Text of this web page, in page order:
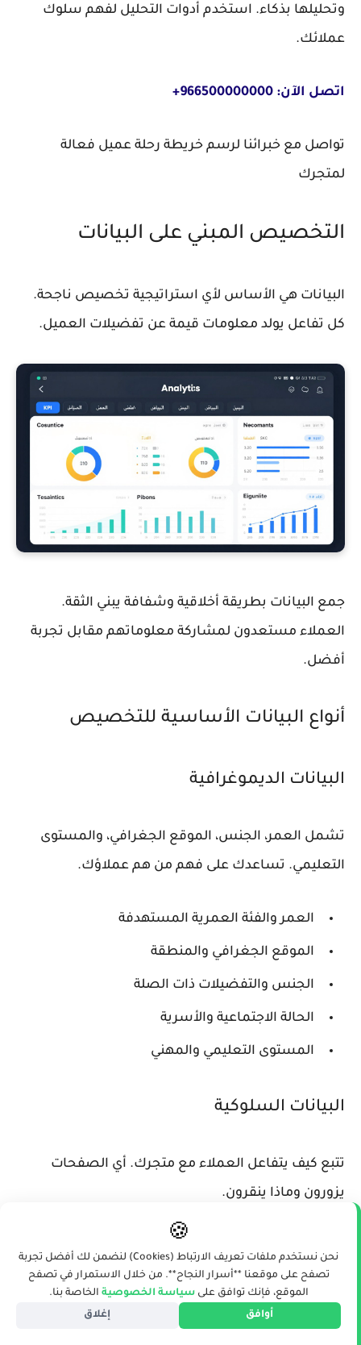
وتحليلها بذكاء. استخدم أدوات التحليل لفهم سلوك
عملائك.
اتصل الآن: 966500000000+
تواصل مع خبرائنا لرسم خريطة رحلة عميل فعالة
لمتجرك
التخصيص المبني على البيانات
البيانات هي الأساس لأي استراتيجية تخصيص ناجحة.
كل تفاعل يولد معلومات قيمة عن تفضيلات العميل.
جمع البيانات بطريقة أخلاقية وشفافة يبني الثقة.
العملاء مستعدون لمشاركة معلوماتهم مقابل تجربة
أفضل.
أنواع البيانات الأساسية للتخصيص
البيانات الديموغرافية
تشمل العمر، الجنس، الموقع الجغرافي، والمستوى
التعليمي. تساعدك على فهم من هم عملاؤك.
العمر والفئة العمرية المستهدفة
الموقع الجغرافي والمنطقة
الجنس والتفضيلات ذات الصلة
الحالة الاجتماعية والأسرية
المستوى التعليمي والمهني
البيانات السلوكية
تتبع كيف يتفاعل العملاء مع متجرك. أي الصفحات
يزورون وماذا ينقرون.
المنتجات المشاهدة والوقت المستغرق
المنتجات المضافة للسلة
🍪
نحن نستخدم ملفات تعريف الارتباط (Cookies) لنضمن لك أفضل تجربة
تصفح على موقعنا **أسرار النجاح**. من خلال الاستمرار في تصفح
الموقع، فإنك توافق علىسياسة الخصوصية الخاصة بنا.
أوافق
إغلاق